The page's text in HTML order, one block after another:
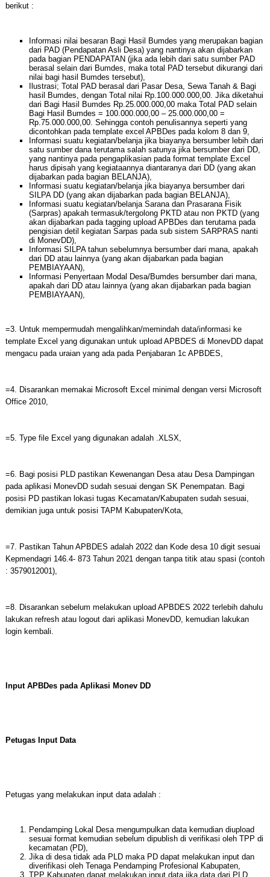
berikut :
Informasi nilai besaran Bagi Hasil Bumdes yang merupakan bagian
dari PAD (Pendapatan Asli Desa) yang nantinya akan dijabarkan
pada bagian PENDAPATAN (jika ada lebih dari satu sumber PAD
berasal selain dari Bumdes, maka total PAD tersebut dikurangi dari
nilai bagi hasil Bumdes tersebut),
Ilustrasi; Total PAD berasal dari Pasar Desa, Sewa Tanah & Bagi
hasil Bumdes, dengan Total nilai Rp.100.000.000,00. Jika diketahui
dari Bagi Hasil Bumdes Rp.25.000.000,00 maka Total PAD selain
Bagi Hasil Bumdes = 100.000.000,00 – 25.000.000,00 =
Rp.75.000.000,00. Sehingga contoh penulisannya seperti yang
dicontohkan pada template excel APBDes pada kolom 8 dan 9,
Informasi suatu kegiatan/belanja jika biayanya bersumber lebih dari
satu sumber dana terutama salah satunya jika bersumber dari DD,
yang nantinya pada pengaplikasian pada format template Excel
harus dipisah yang kegiataannya diantaranya dari DD (yang akan
dijabarkan pada bagian BELANJA),
Informasi suatu kegiatan/belanja jika biayanya bersumber dari
SILPA DD (yang akan dijabarkan pada bagian BELANJA),
Informasi suatu kegiatan/belanja Sarana dan Prasarana Fisik
(Sarpras) apakah termasuk/tergolong PKTD atau non PKTD (yang
akan dijabarkan pada tagging upload APBDes dan terutama pada
pengisian detil kegiatan Sarpas pada sub sistem SARPRAS nanti
di MonevDD),
Informasi SILPA tahun sebelumnya bersumber dari mana, apakah
dari DD atau lainnya (yang akan dijabarkan pada bagian
PEMBIAYAAN),
Informasi Penyertaan Modal Desa/Bumdes bersumber dari mana,
apakah dari DD atau lainnya (yang akan dijabarkan pada bagian
PEMBIAYAAN),
=3. Untuk mempermudah mengalihkan/memindah data/informasi ke
template Excel yang digunakan untuk upload APBDES di MonevDD dapat
mengacu pada uraian yang ada pada Penjabaran 1c APBDES,
=4. Disarankan memakai Microsoft Excel minimal dengan versi Microsoft
Office 2010,
=5. Type file Excel yang digunakan adalah .XLSX,
=6. Bagi posisi PLD pastikan Kewenangan Desa atau Desa Dampingan
pada aplikasi MonevDD sudah sesuai dengan SK Penempatan. Bagi
posisi PD pastikan lokasi tugas Kecamatan/Kabupaten sudah sesuai,
demikian juga untuk posisi TAPM Kabupaten/Kota,
=7. Pastikan Tahun APBDES adalah 2022 dan Kode desa 10 digit sesuai
Kepmendagri 146.4- 873 Tahun 2021 dengan tanpa titik atau spasi (contoh
: 3579012001),
=8. Disarankan sebelum melakukan upload APBDES 2022 terlebih dahulu
lakukan refresh atau logout dari aplikasi MonevDD, kemudian lakukan
login kembali.
Input APBDes pada Aplikasi Monev DD
Petugas Input Data
Petugas yang melakukan input data adalah :
Pendamping Lokal Desa mengumpulkan data kemudian diupload
sesuai format kemudian sebelum dipublish di verifikasi oleh TPP di
kecamatan (PD),
Jika di desa tidak ada PLD maka PD dapat melakukan input dan
diverifikasi oleh Tenaga Pendamping Profesional Kabupaten,
TPP Kabupaten dapat melakukan input data jika data dari PLD